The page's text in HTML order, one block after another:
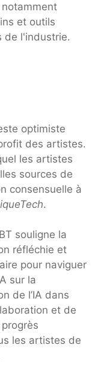
et outils
de l'industrie.
optimiste
des artistes.
les artistes
sources de
consensuelle à
.
souligne la
réfléchie et
pour naviguer
sur la
de l’IA dans
et de
les artistes de